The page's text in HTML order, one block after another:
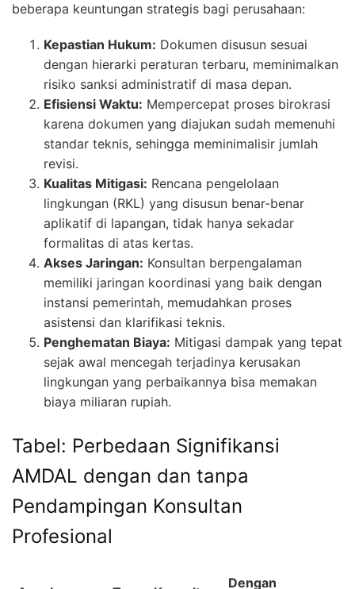
beberapa keuntungan strategis bagi perusahaan:
Kepastian Hukum: Dokumen disusun sesuai
dengan hierarki peraturan terbaru, meminimalkan
risiko sanksi administratif di masa depan.
Efisiensi Waktu: Mempercepat proses birokrasi
karena dokumen yang diajukan sudah memenuhi
standar teknis, sehingga meminimalisir jumlah
revisi.
Kualitas Mitigasi: Rencana pengelolaan
lingkungan (RKL) yang disusun benar-benar
aplikatif di lapangan, tidak hanya sekadar
formalitas di atas kertas.
Akses Jaringan: Konsultan berpengalaman
memiliki jaringan koordinasi yang baik dengan
instansi pemerintah, memudahkan proses
asistensi dan klarifikasi teknis.
Penghematan Biaya: Mitigasi dampak yang tepat
sejak awal mencegah terjadinya kerusakan
lingkungan yang perbaikannya bisa memakan
biaya miliaran rupiah.
Tabel: Perbedaan Signifikansi
AMDAL dengan dan tanpa
Pendampingan Konsultan
Profesional
Dengan